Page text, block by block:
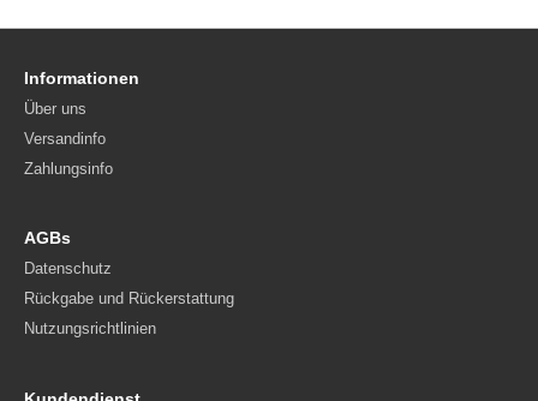
Informationen
Über uns
Versandinfo
Zahlungsinfo
AGBs
Datenschutz
Rückgabe und Rückerstattung
Nutzungsrichtlinien